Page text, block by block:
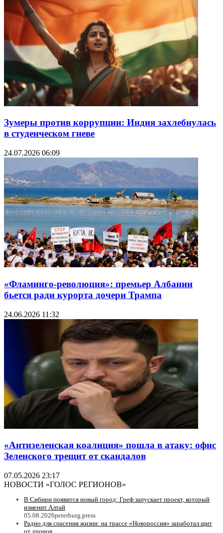
Зумеры против коррупции: Индия захлебнулась
в студенческом гневе
24.07.2026 06:09
«Фламинго-революция»: премьер Албании
бьется ради курорта дочери Трампа
24.06.2026 11:32
«Антизеленская коалиция» пошла в атаку: офис
Зеленского трещит от скандалов
07.05.2026 23:17
НОВОСТИ «ГОЛОС РЕГИОНОВ»
В Сибири появится новый город: Греф запускает проект, который
изменит Алтай
05.08.2026peterburg.press
Радио для спасения жизни: на трассе «Новороссия» заработал щит
от дронов